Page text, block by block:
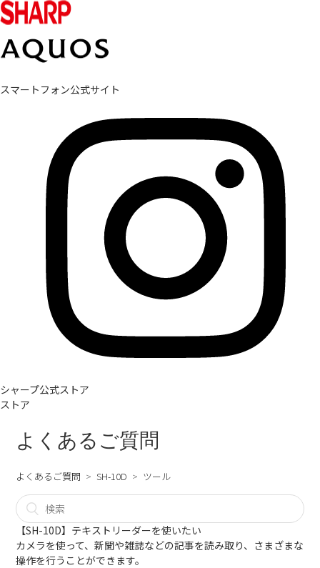
スマートフォン公式サイト
シャープ公式ストア
ストア
よくあるご質問
よくあるご質問 SH-10D ツール
【SH-10D】テキストリーダーを使いたい
カメラを使って、新聞や雑誌などの記事を読み取り、さまざまな
操作を行うことができます。